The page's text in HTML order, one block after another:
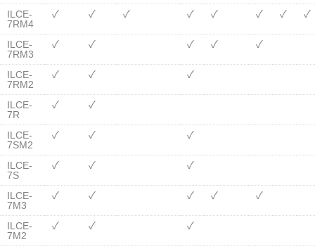
ILCE-
7RM4
✓ ✓ ✓ ✓ ✓ ✓ ✓ ✓
ILCE-
7RM3
✓ ✓ ✓ ✓ ✓
ILCE-
7RM2
✓ ✓ ✓
ILCE-
7R
✓ ✓
ILCE-
7SM2
✓ ✓ ✓
ILCE-
7S
✓ ✓ ✓
ILCE-
7M3
✓ ✓ ✓ ✓ ✓
ILCE-
7M2
✓ ✓ ✓